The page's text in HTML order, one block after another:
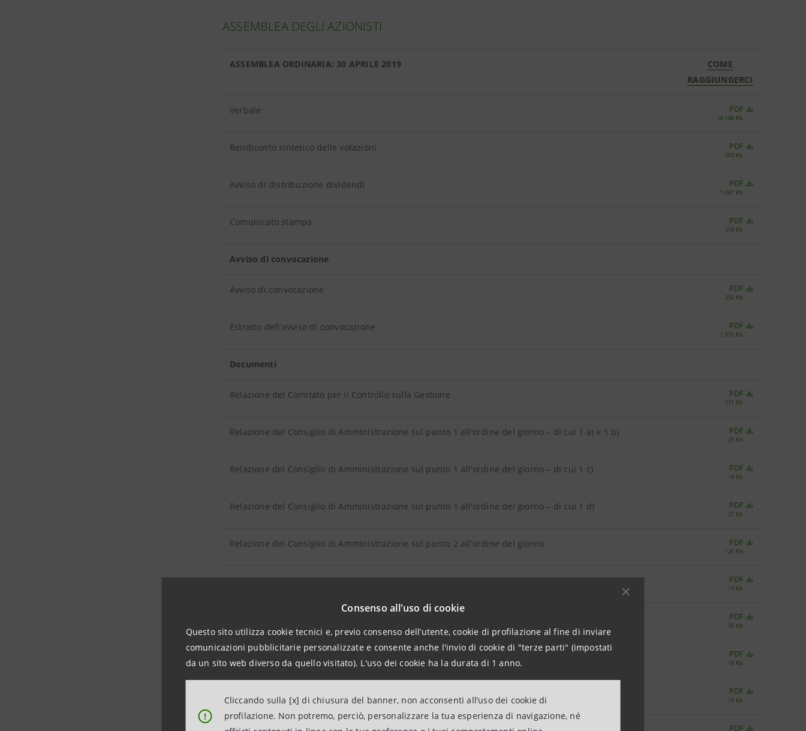
Consenso all'uso di cookie
Questo sito utilizza cookie tecnici e, previo consenso dell’utente, cookie di profilazione al fine di inviare
comunicazioni pubblicitarie personalizzate e consente anche l'invio di cookie di "terze parti" (impostati
da un sito web diverso da quello visitato). L'uso dei cookie ha la durata di 1 anno.
!
Cliccando sulla [x] di chiusura del banner, non acconsenti all’uso dei cookie di
profilazione. Non potremo, perciò, personalizzare la tua esperienza di navigazione, né
ASSEMBLEA DEGLI AZIONISTI
ASSEMBLEA ORDINARIA: 30 APRILE 2019
COME
RAGGIUNGERCI
Verbale PDF
10.188 Kb
Rendiconto sintetico delle votazioni PDF
203 Kb
Avviso di distribuzione dividendi PDF
1.087 Kb
Comunicato stampa PDF
318 Kb
Avviso di convocazione
Avviso di convocazione PDF
292 Kb
Estratto dell'avviso di convocazione PDF
1.075 Kb
Documenti
Relazione del Comitato per il Controllo sulla Gestione PDF
511 Kb
Relazione del Consiglio di Amministrazione sul punto 1 all'ordine del giorno – di cui 1 a) e 1 b) PDF
29 Kb
Relazione del Consiglio di Amministrazione sul punto 1 all'ordine del giorno – di cui 1 c) PDF
18 Kb
Relazione del Consiglio di Amministrazione sul punto 1 all'ordine del giorno – di cui 1 d) PDF
27 Kb
Relazione del Consiglio di Amministrazione sul punto 2 all'ordine del giorno PDF
126 Kb
Relazione del Consiglio di Amministrazione sul punto 3 all'ordine del giorno – di cui 3 a) PDF
19 Kb
PDF
35 Kb
Relazione del Consiglio di Amministrazione sul punto 3 all'ordine del giorno – di cui 3 c) PDF
18 Kb
PDF
18 Kb
PDF